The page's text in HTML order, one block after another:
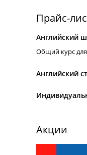
Прайс-
Английский
Общий курс для
Английский
Акции